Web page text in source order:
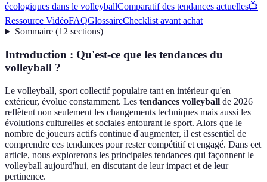
écologiques dans le volleyballComparatif des tendances actuelles📺
Ressource VidéoFAQGlossaireChecklist avant achat
Sommaire(12 sections)
Introduction : Qu'est-ce que les tendances du
volleyball ?
Le volleyball, sport collectif populaire tant en intérieur qu'en
extérieur, évolue constamment. Les tendances volleyball de 2026
reflètent non seulement les changements techniques mais aussi les
évolutions culturelles et sociales entourant le sport. Alors que le
nombre de joueurs actifs continue d'augmenter, il est essentiel de
comprendre ces tendances pour rester compétitif et engagé. Dans cet
article, nous explorerons les principales tendances qui façonnent le
volleyball aujourd'hui, en discutant de leur impact et de leur
pertinence.